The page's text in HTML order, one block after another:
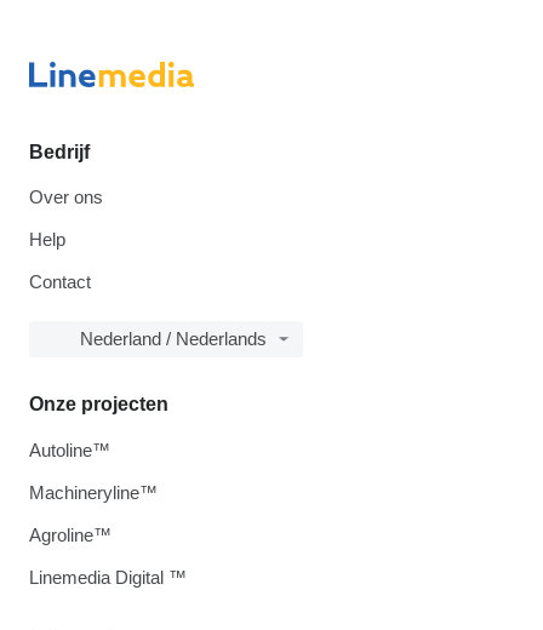
Bedrijf
Over ons
Help
Contact
Nederland / Nederlands
Onze projecten
Autoline™
Machineryline™
Agroline™
Linemedia Digital ™